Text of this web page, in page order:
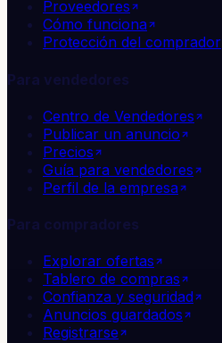
Proveedores
Cómo funciona
Protección del comprador
Para vendedores
Centro de Vendedores
Publicar un anuncio
Precios
Guía para vendedores
Perfil de la empresa
Para compradores
Explorar ofertas
Tablero de compras
Confianza y seguridad
Anuncios guardados
Registrarse